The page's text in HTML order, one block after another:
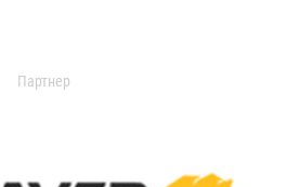
Партнер